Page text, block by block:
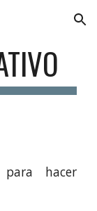
Skip to navigation
hacer